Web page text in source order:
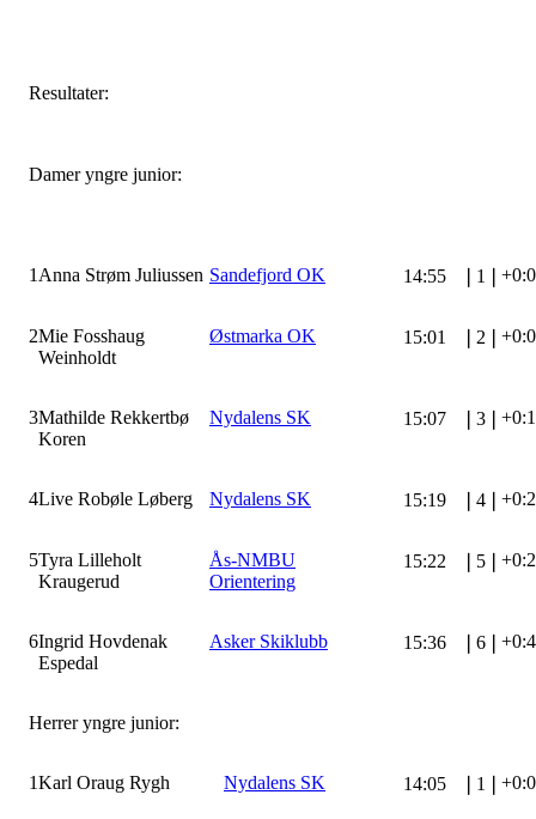
Resultater:
Damer yngre junior:
1 Anna Strøm Juliussen Sandefjord OK 14:55 1
2Mie Fosshaug
Weinholdt
Østmarka OK 15:01 2
3Mathilde Rekkertbø
Koren
Nydalens SK 15:07 3
4Live Robøle Løberg Nydalens SK 15:19 4
5Tyra Lilleholt
Kraugerud
Ås-NMBU
Orientering
15:22 5
6Ingrid Hovdenak
Espedal
Asker Skiklubb 15:36 6
Herrer yngre junior:
1Karl Oraug Rygh Nydalens SK 14:05 1